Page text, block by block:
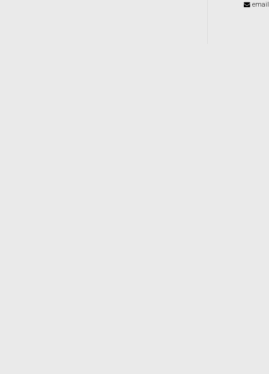
email